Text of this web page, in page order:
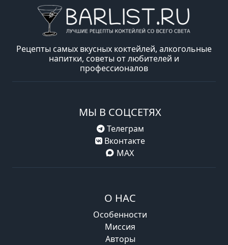
Рецепты самых вкусных коктейлей, алкогольные
напитки, советы от любителей и
профессионалов
МЫ В СОЦСЕТЯХ
Телеграм
Вконтакте
MAX
О НАС
Особенности
Миссия
Авторы